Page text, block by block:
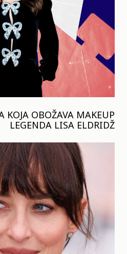
KOJA OBOŽAVA MAKEUP
LEGENDA LISA ELDRIDŽ